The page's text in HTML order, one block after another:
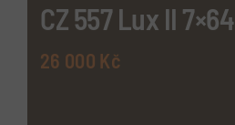
CZ 557 Lux II 7×64
26 000 Kč